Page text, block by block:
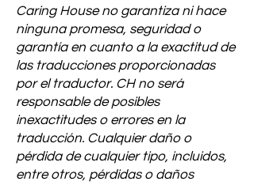
Caring House no garantiza ni hace
ninguna promesa, seguridad o
garantía en cuanto a la exactitud de
las traducciones proporcionadas
por el traductor. CH no será
responsable de posibles
inexactitudes o errores en la
traducción. Cualquier daño o
pérdida de cualquier tipo, incluidos,
entre otros, pérdidas o daños